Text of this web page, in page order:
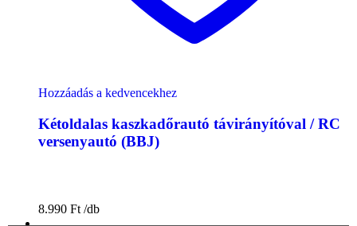
Hozzáadás a kedvencekhez
Kétoldalas kaszkadőrautó távirányítóval / RC
versenyautó (BBJ)
8.990 Ft